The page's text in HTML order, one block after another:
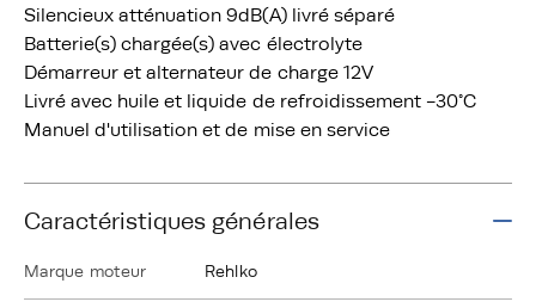
Silencieux atténuation 9dB(A) livré séparé
Batterie(s) chargée(s) avec électrolyte
Démarreur et alternateur de charge 12V
Livré avec huile et liquide de refroidissement -30°C
Manuel d'utilisation et de mise en service
Caractéristiques générales
Marque moteur Rehlko